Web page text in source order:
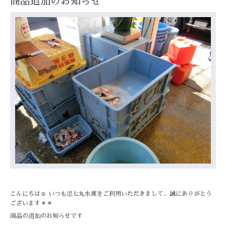
こんにちは☺ いつも忠七丸水産をご利用いただきまして、誠にありがとう
ございます＊＊
商品の追加のお知らせです